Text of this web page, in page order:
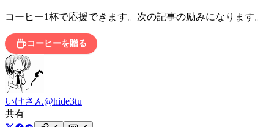
コーヒー1杯で応援できます。次の記事の励みになります。
コーヒーを贈る
いけさん@hide3tu
共有